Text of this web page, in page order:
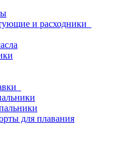
и расходники
для плавания